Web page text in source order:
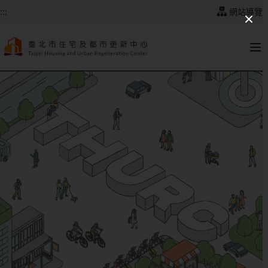
跳到主要內容
::: 網站導覽
:::